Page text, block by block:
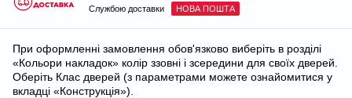
Службою доставки НОВА ПОШТА
При оформленні замовлення обов'язково виберіть в розділі
«Кольори накладок» колір ззовні і зсередини для своїх дверей.
Оберіть Клас дверей (з параметрами можете ознайомитися у
вкладці «Конструкція»).